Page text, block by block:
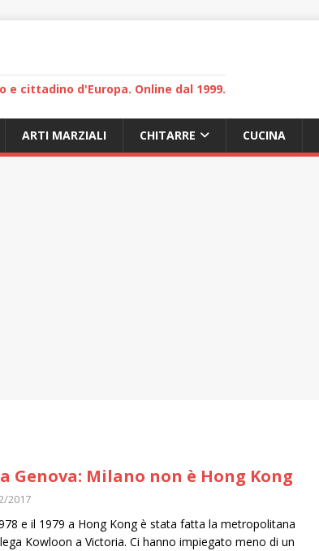
cittadino d'Europa. Online dal 1999.
ARTI MARZIALI CHITARRE CUCINA
Genova: Milano non è Hong Kong
2017
e il 1979 a Hong Kong è stata fatta la metropolitana
Kowloon a Victoria. Ci hanno impiegato meno di un